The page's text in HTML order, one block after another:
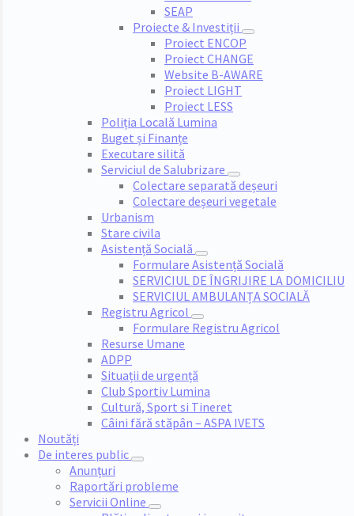
SEAP
Proiecte & Investiții
Proiect ENCOP
Proiect CHANGE
Website B-AWARE
Proiect LIGHT
Proiect LESS
Poliția Locală Lumina
Buget și Finanțe
Executare silită
Serviciul de Salubrizare
Colectare separată deșeuri
Colectare deșeuri vegetale
Urbanism
Stare civila
Asistență Socială
Formulare Asistență Socială
SERVICIUL DE ÎNGRIJIRE LA DOMICILIU
SERVICIUL AMBULANȚA SOCIALĂ
Registru Agricol
Formulare Registru Agricol
Resurse Umane
ADPP
Situații de urgență
Club Sportiv Lumina
Cultură, Sport si Tineret
Câini fără stăpân – ASPA IVETS
Noutăți
De interes public
Anunțuri
Raportări probleme
Servicii Online